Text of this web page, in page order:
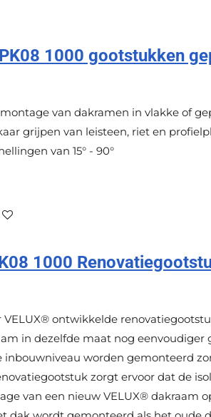
1000 gootstukken
van dakramen in vlakke of
grijpen van leisteen, riet en
van 15° - 90°
1000
VELUX® ontwikkelde
in dezelfde maat nog
worden gemonteerd
zorgt ervoor dat de
van een nieuw VELUX® dakraam